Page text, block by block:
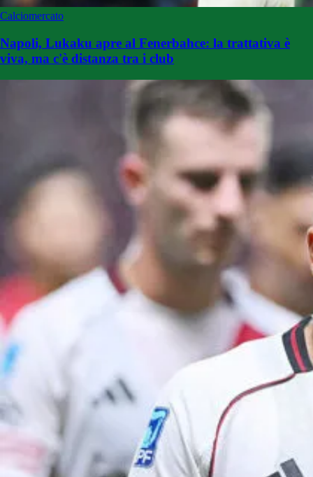
Calciomercato
Napoli, Lukaku apre al Fenerbahce: la trattativa è
viva, ma c'è distanza tra i club